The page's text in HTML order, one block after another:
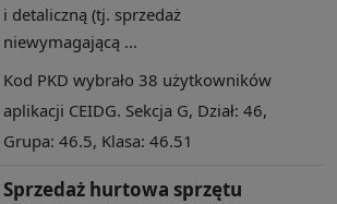
i detaliczną (tj. sprzedaż
niewymagającą ...
Kod PKD wybrało 38 użytkowników
aplikacji CEIDG. Sekcja G, Dział: 46,
Grupa: 46.5, Klasa: 46.51
Sprzedaż hurtowa sprzętu